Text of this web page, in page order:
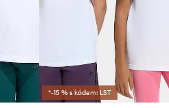
*-15 % s kódem: LST